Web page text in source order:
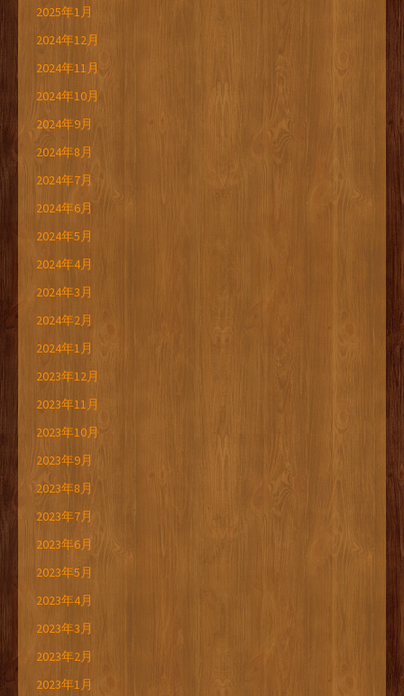
2025年1月
2024年12月
2024年11月
2024年10月
2024年9月
2024年8月
2024年7月
2024年6月
2024年5月
2024年4月
2024年3月
2024年2月
2024年1月
2023年12月
2023年11月
2023年10月
2023年9月
2023年8月
2023年7月
2023年6月
2023年5月
2023年4月
2023年3月
2023年2月
2023年1月